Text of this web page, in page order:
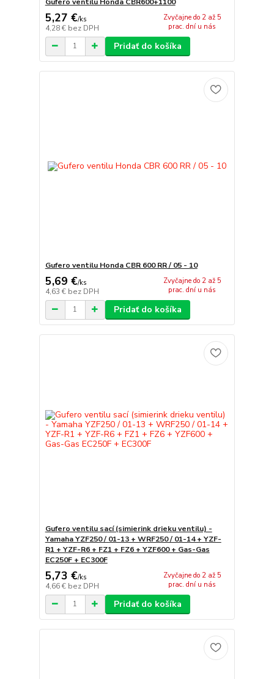
5,27 €/ks
4,28 € bez DPH
Zvyčajne do 2 až 5
prac. dní u nás
Pridať do košíka
Gufero ventilu Honda CBR 600 RR / 05 - 10
5,69 €/ks
4,63 € bez DPH
Zvyčajne do 2 až 5
prac. dní u nás
Pridať do košíka
Gufero ventilu sací (simierink drieku ventilu) -
Yamaha YZF250 / 01-13 + WRF250 / 01-14 + YZF-
R1 + YZF-R6 + FZ1 + FZ6 + YZF600 + Gas-Gas
EC250F + EC300F
5,73 €/ks
4,66 € bez DPH
Zvyčajne do 2 až 5
prac. dní u nás
Pridať do košíka